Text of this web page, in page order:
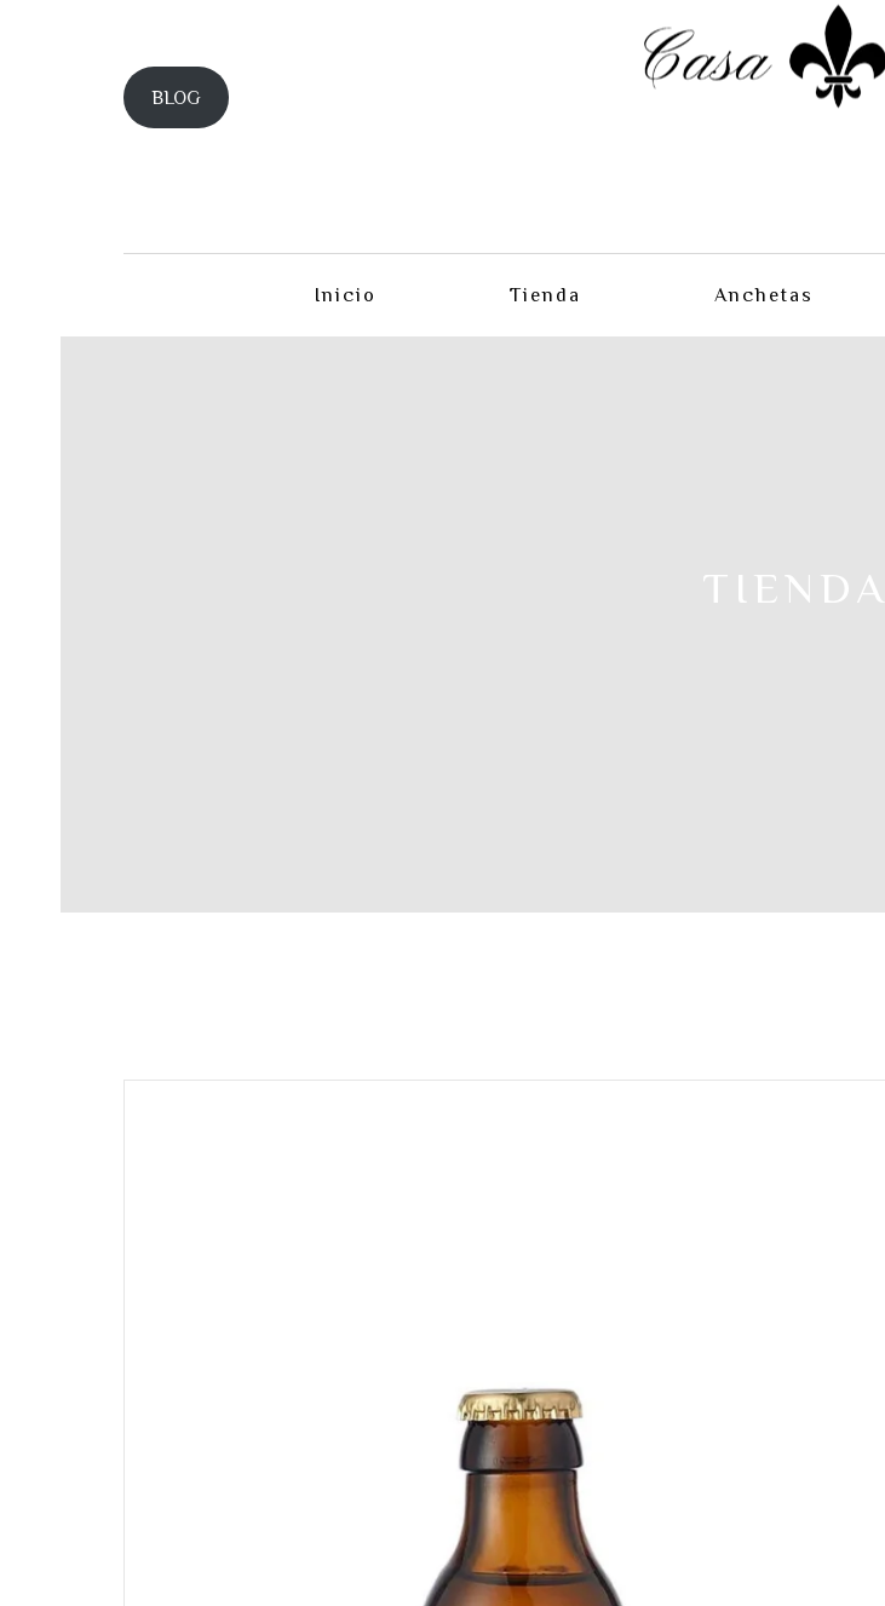
BLOG
Inicio Tienda Anchetas
TIENDA